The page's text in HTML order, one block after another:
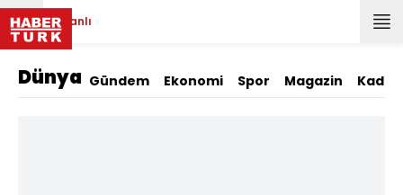
Canlı
Dünya Gündem Ekonomi Spor Magazin Kadın